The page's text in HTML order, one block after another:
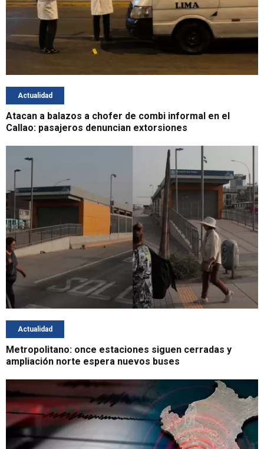
Actualidad
Atacan a balazos a chofer de combi informal en el
Callao: pasajeros denuncian extorsiones
Actualidad
Metropolitano: once estaciones siguen cerradas y
ampliación norte espera nuevos buses